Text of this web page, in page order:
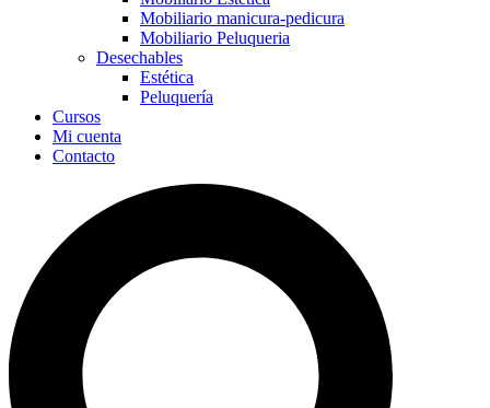
Mobiliario manicura-pedicura
Mobiliario Peluqueria
Desechables
Estética
Peluquería
Cursos
Mi cuenta
Contacto